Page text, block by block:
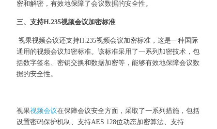
密和解密，有效地保障了会议数据的安全性。
三、支持H.235视频会议加密标准
通用的视频会议加密标准。该标准采用了一系列加密技术，包
括数字签名、密钥交换和数据加密等，能够有效地保障会议数
据的安全性。
视果视频会议在保障会议安全方面，采取了一系列措施，包括
设置密码保护机制、支持AES 128位动态加密算法、支持